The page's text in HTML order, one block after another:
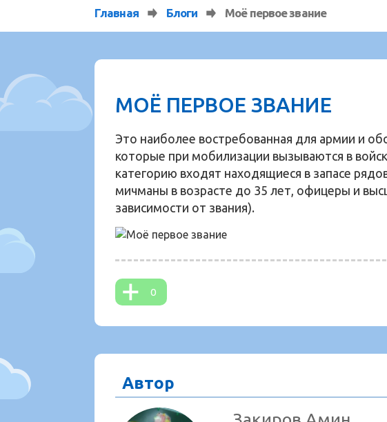
Главная Блоги Моё первое звание
МОЁ ПЕРВОЕ ЗВАНИЕ
Это наиболее востребованная для армии и
которые при мобилизации вызываются в
категорию входят находящиеся в запасе
мичманы в возрасте до 35 лет, офицеры и
зависимости от звания).
0
Автор